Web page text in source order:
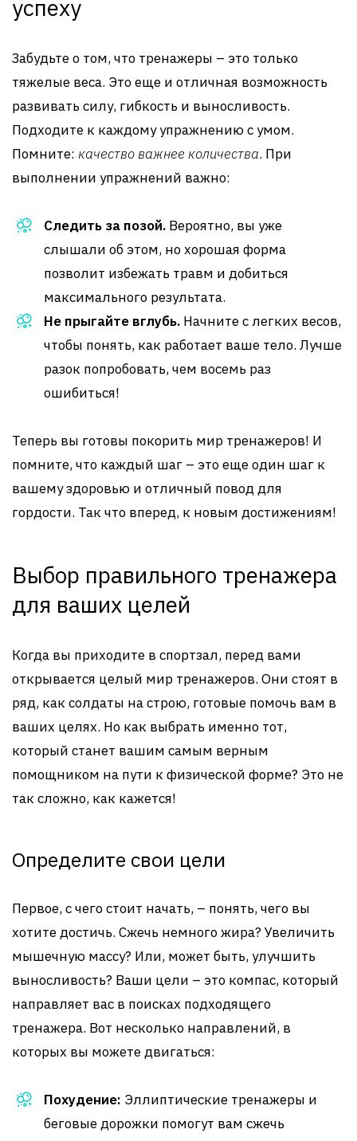
успеху
Забудьте о том, что тренажеры – это только
тяжелые веса. Это еще и отличная возможность
развивать силу, гибкость и выносливость.
Подходите к каждому упражнению с умом.
Помните: качество важнее количества. При
выполнении упражнений важно:
Следить за позой. Вероятно, вы уже
слышали об этом, но хорошая форма
позволит избежать травм и добиться
максимального результата.
Не прыгайте вглубь. Начните с легких весов,
чтобы понять, как работает ваше тело. Лучше
разок попробовать, чем восемь раз
ошибиться!
Теперь вы готовы покорить мир тренажеров! И
помните, что каждый шаг – это еще один шаг к
вашему здоровью и отличный повод для
гордости. Так что вперед, к новым достижениям!
Выбор правильного тренажера
для ваших целей
Когда вы приходите в спортзал, перед вами
открывается целый мир тренажеров. Они стоят в
ряд, как солдаты на строю, готовые помочь вам в
ваших целях. Но как выбрать именно тот,
который станет вашим самым верным
помощником на пути к физической форме? Это не
так сложно, как кажется!
Определите свои цели
Первое, с чего стоит начать, – понять, чего вы
хотите достичь. Сжечь немного жира? Увеличить
мышечную массу? Или, может быть, улучшить
выносливость? Ваши цели – это компас, который
направляет вас в поисках подходящего
тренажера. Вот несколько направлений, в
которых вы можете двигаться:
Похудение: Эллиптические тренажеры и
беговые дорожки помогут вам сжечь